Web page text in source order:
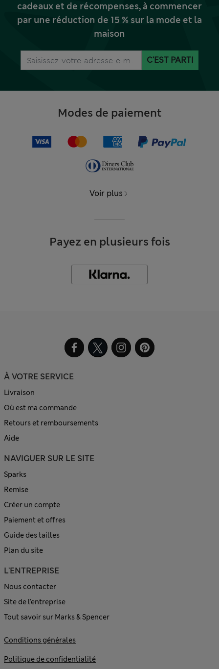
cadeaux et de récompenses, à commencer
par une réduction de 15 % sur la mode et la
maison
C'EST PARTI
Modes de paiement
Voir plus
Payez en plusieurs fois
À VOTRE SERVICE
Livraison
Où est ma commande
Retours et remboursements
Aide
NAVIGUER SUR LE SITE
Sparks
Remise
Créer un compte
Paiement et offres
Guide des tailles
Plan du site
L'ENTREPRISE
Nous contacter
Site de l’entreprise
Tout savoir sur Marks & Spencer
Conditions générales
Politique de confidentialité